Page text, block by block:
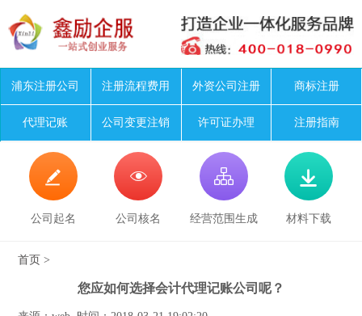
浦东注册公司 注册流程费用 外资公司注册 商标注册
代理记账 公司变更注销 许可证办理 注册指南

公司起名

公司核名

经营范围生成

材料下载
首页 >
您应如何选择会计代理记账公司呢？